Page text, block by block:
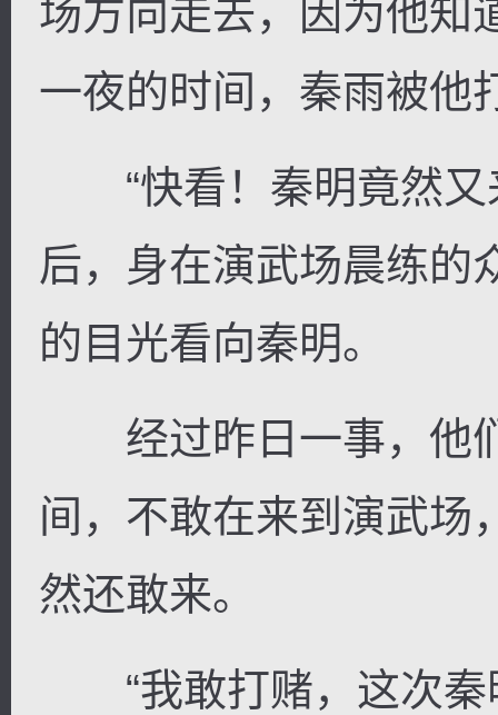
场方向走去，因为他知
一夜的时间，秦雨被他
“快看！秦明竟然又
后，身在演武场晨练的
的目光看向秦明。
经过昨日一事，他
间，不敢在来到演武场
然还敢来。
“我敢打赌，这次秦